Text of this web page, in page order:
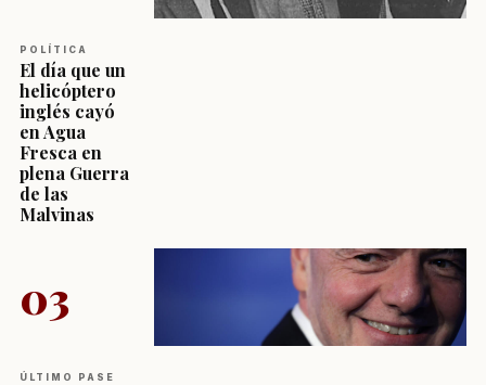
POLÍTICA
El día que un
helicóptero
inglés cayó
en Agua
Fresca en
plena Guerra
de las
Malvinas
03
ÚLTIMO PASE